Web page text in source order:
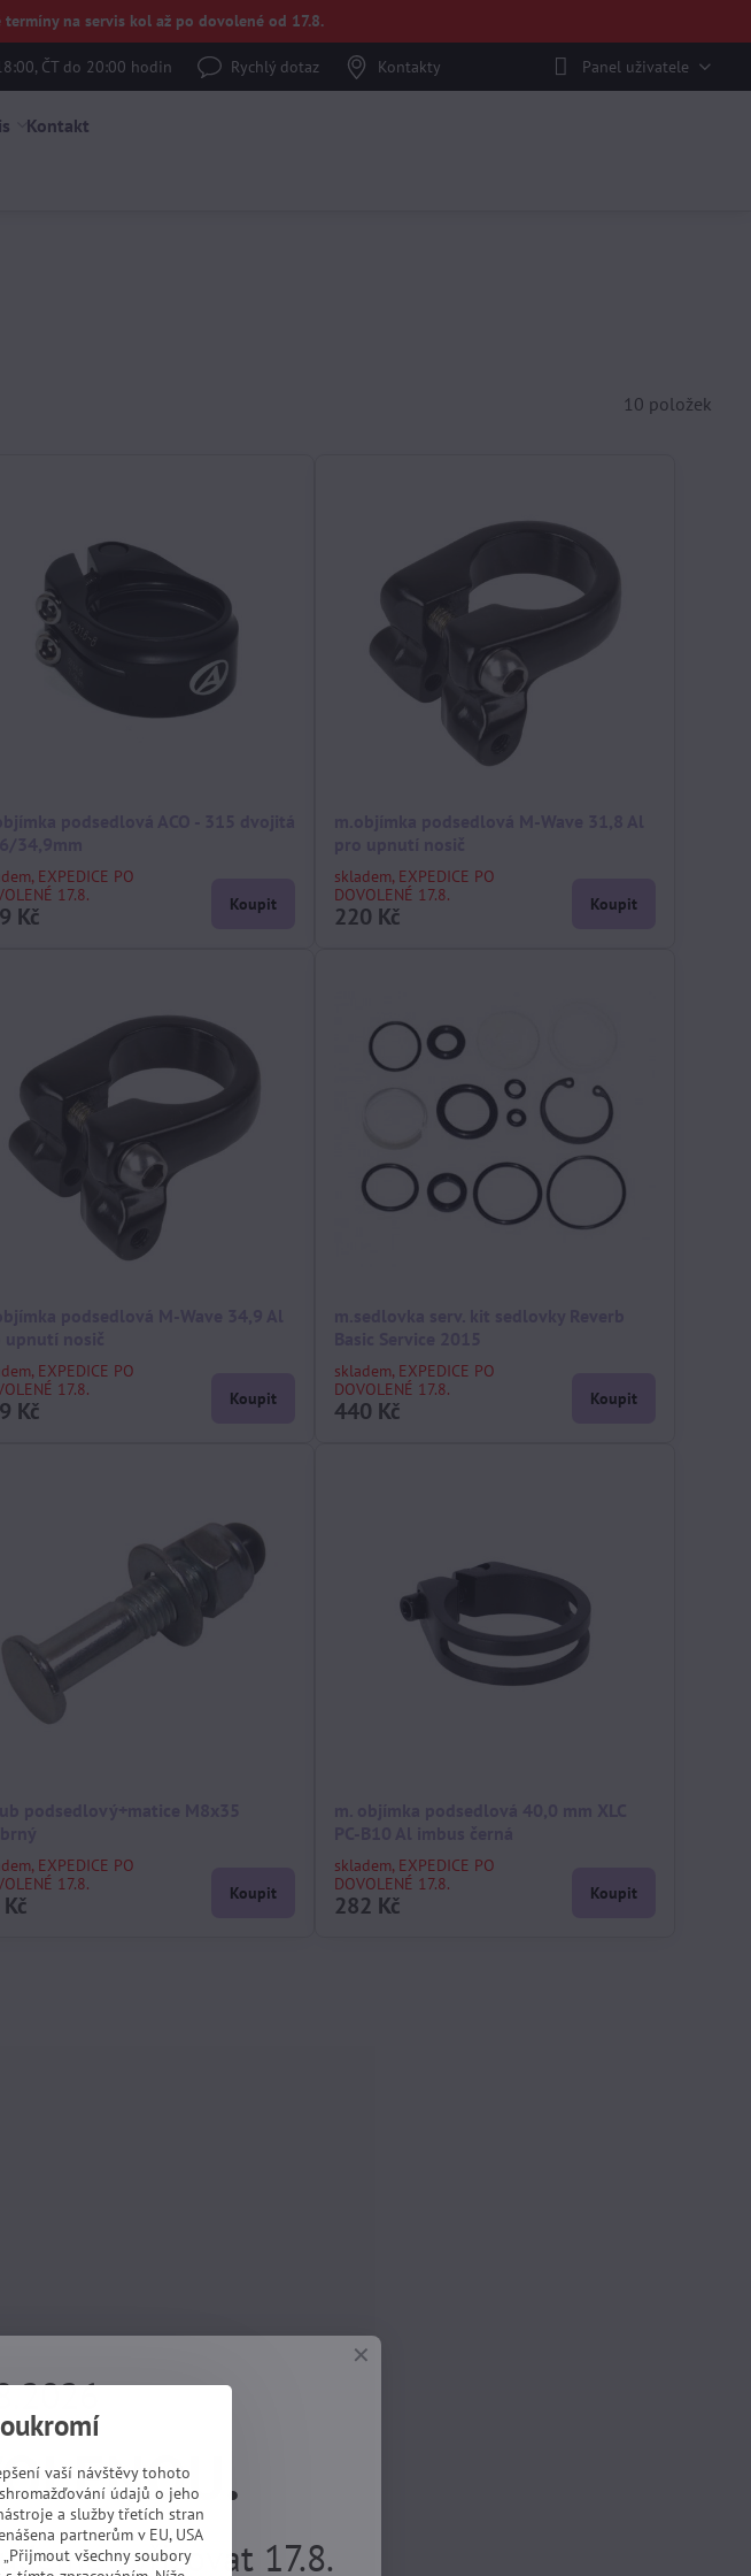
termíny na servis kol až po dovolené od 17.8.
ČT do 20:00 hodin Rychlý dotaz Kontakty Panel uživatele
Kontakt
10 položek
EXPEDICE PO
17.8.
Kč Koupit
skladem, EXPEDICE PO
DOVOLENÉ 17.8.
220 Kč Koupit
EXPEDICE PO
17.8.
Kč Koupit
skladem, EXPEDICE PO
DOVOLENÉ 17.8.
440 Kč Koupit
EXPEDICE PO
17.8.
Koupit
skladem, EXPEDICE PO
DOVOLENÉ 17.8.
282 Kč Koupit
vaší návštěvy tohoto
údajů o jeho
a služby třetích stran
partnerům v EU, USA
všechny soubory
vyřizovat 17.8.